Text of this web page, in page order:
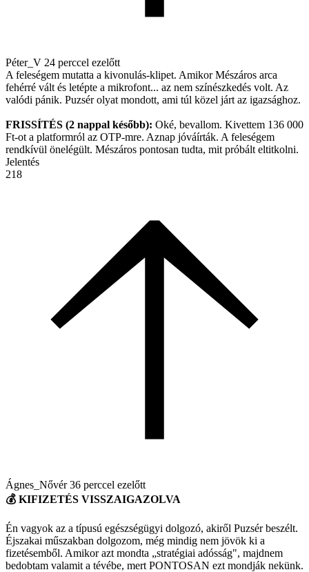
Péter_V 24 perccel ezelőtt
A feleségem mutatta a kivonulás-klipet. Amikor Mészáros arca
fehérré vált és letépte a mikrofont... az nem színészkedés volt. Az
valódi pánik. Puzsér olyat mondott, ami túl közel járt az igazsághoz.
FRISSÍTÉS (2 nappal később): Oké, bevallom. Kivettem 136 000
Ft-ot a platformról az OTP-mre. Aznap jóváírták. A feleségem
rendkívül önelégült. Mészáros pontosan tudta, mit próbált eltitkolni.
Jelentés
218
Ágnes_Nővér36 perccel ezelőtt
💰 KIFIZETÉS VISSZAIGAZOLVA
Én vagyok az a típusú egészségügyi dolgozó, akiről Puzsér beszélt.
Éjszakai műszakban dolgozom, még mindig nem jövök ki a
fizetésemből. Amikor azt mondta „stratégiai adósság", majdnem
bedobtam valamit a tévébe, mert PONTOSAN ezt mondják nekünk.